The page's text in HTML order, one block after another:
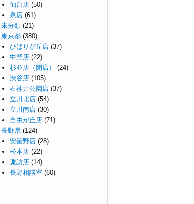
仙台店(50)
泉店(61)
未分類 (21)
東京都 (380)
ひばりが丘店(37)
中野店(22)
杉並店（閉店）
(24)
渋谷店(105)
石神井公園店(37)
立川北店(54)
立川南店(30)
自由が丘店(71)
長野県 (124)
安曇野店(28)
松本店(22)
諏訪店(14)
長野相談室(60)